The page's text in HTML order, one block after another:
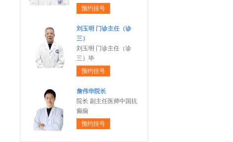
预约挂号
刘玉明 门诊主任（诊
三）
刘玉明 门诊主任（诊
三）毕
预约挂号
詹伟华院长
院长 副主任医师中国抗
癫痫
预约挂号